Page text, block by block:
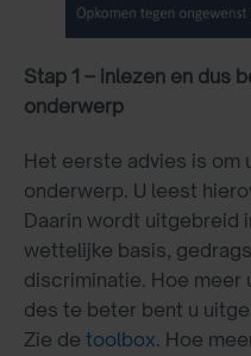
Stap 1 – inlezen en dus
onderwerp
Het eerste advies is om
onderwerp. U leest
Daarin wordt uitgebreid
wettelijke basis,
discriminatie. Hoe meer
des te beter bent u
Zie de toolbox. Hoe